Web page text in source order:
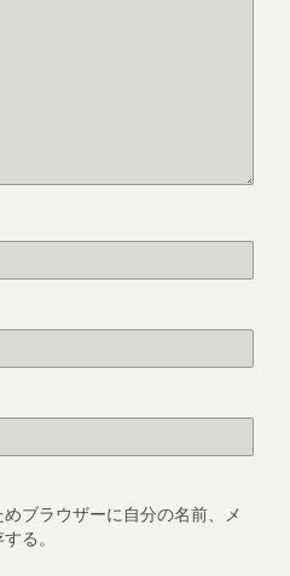
ブラウザーに自分の名前、メ
る。